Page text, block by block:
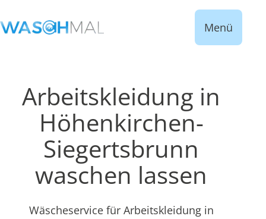
Menü
Arbeitskleidung in
Höhenkirchen-
Siegertsbrunn
waschen lassen
Wäscheservice für Arbeitskleidung in